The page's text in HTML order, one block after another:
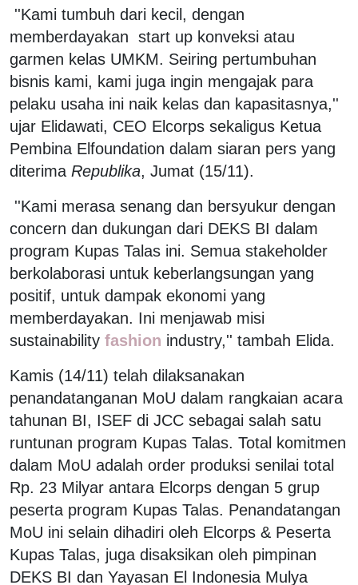
''Kami tumbuh dari kecil, dengan
memberdayakan start up konveksi atau
garmen kelas UMKM. Seiring pertumbuhan
bisnis kami, kami juga ingin mengajak para
pelaku usaha ini naik kelas dan kapasitasnya,''
ujar Elidawati, CEO Elcorps sekaligus Ketua
Pembina Elfoundation dalam siaran pers yang
diterima Republika, Jumat (15/11).
''Kami merasa senang dan bersyukur dengan
concern dan dukungan dari DEKS BI dalam
program Kupas Talas ini. Semua stakeholder
berkolaborasi untuk keberlangsungan yang
positif, untuk dampak ekonomi yang
memberdayakan. Ini menjawab misi
sustainability fashion industry,'' tambah Elida.
Kamis (14/11) telah dilaksanakan
penandatanganan MoU dalam rangkaian acara
tahunan BI, ISEF di JCC sebagai salah satu
runtunan program Kupas Talas. Total komitmen
dalam MoU adalah order produksi senilai total
Rp. 23 Milyar antara Elcorps dengan 5 grup
peserta program Kupas Talas. Penandatangan
MoU ini selain dihadiri oleh Elcorps & Peserta
Kupas Talas, juga disaksikan oleh pimpinan
DEKS BI dan Yayasan El Indonesia Mulya